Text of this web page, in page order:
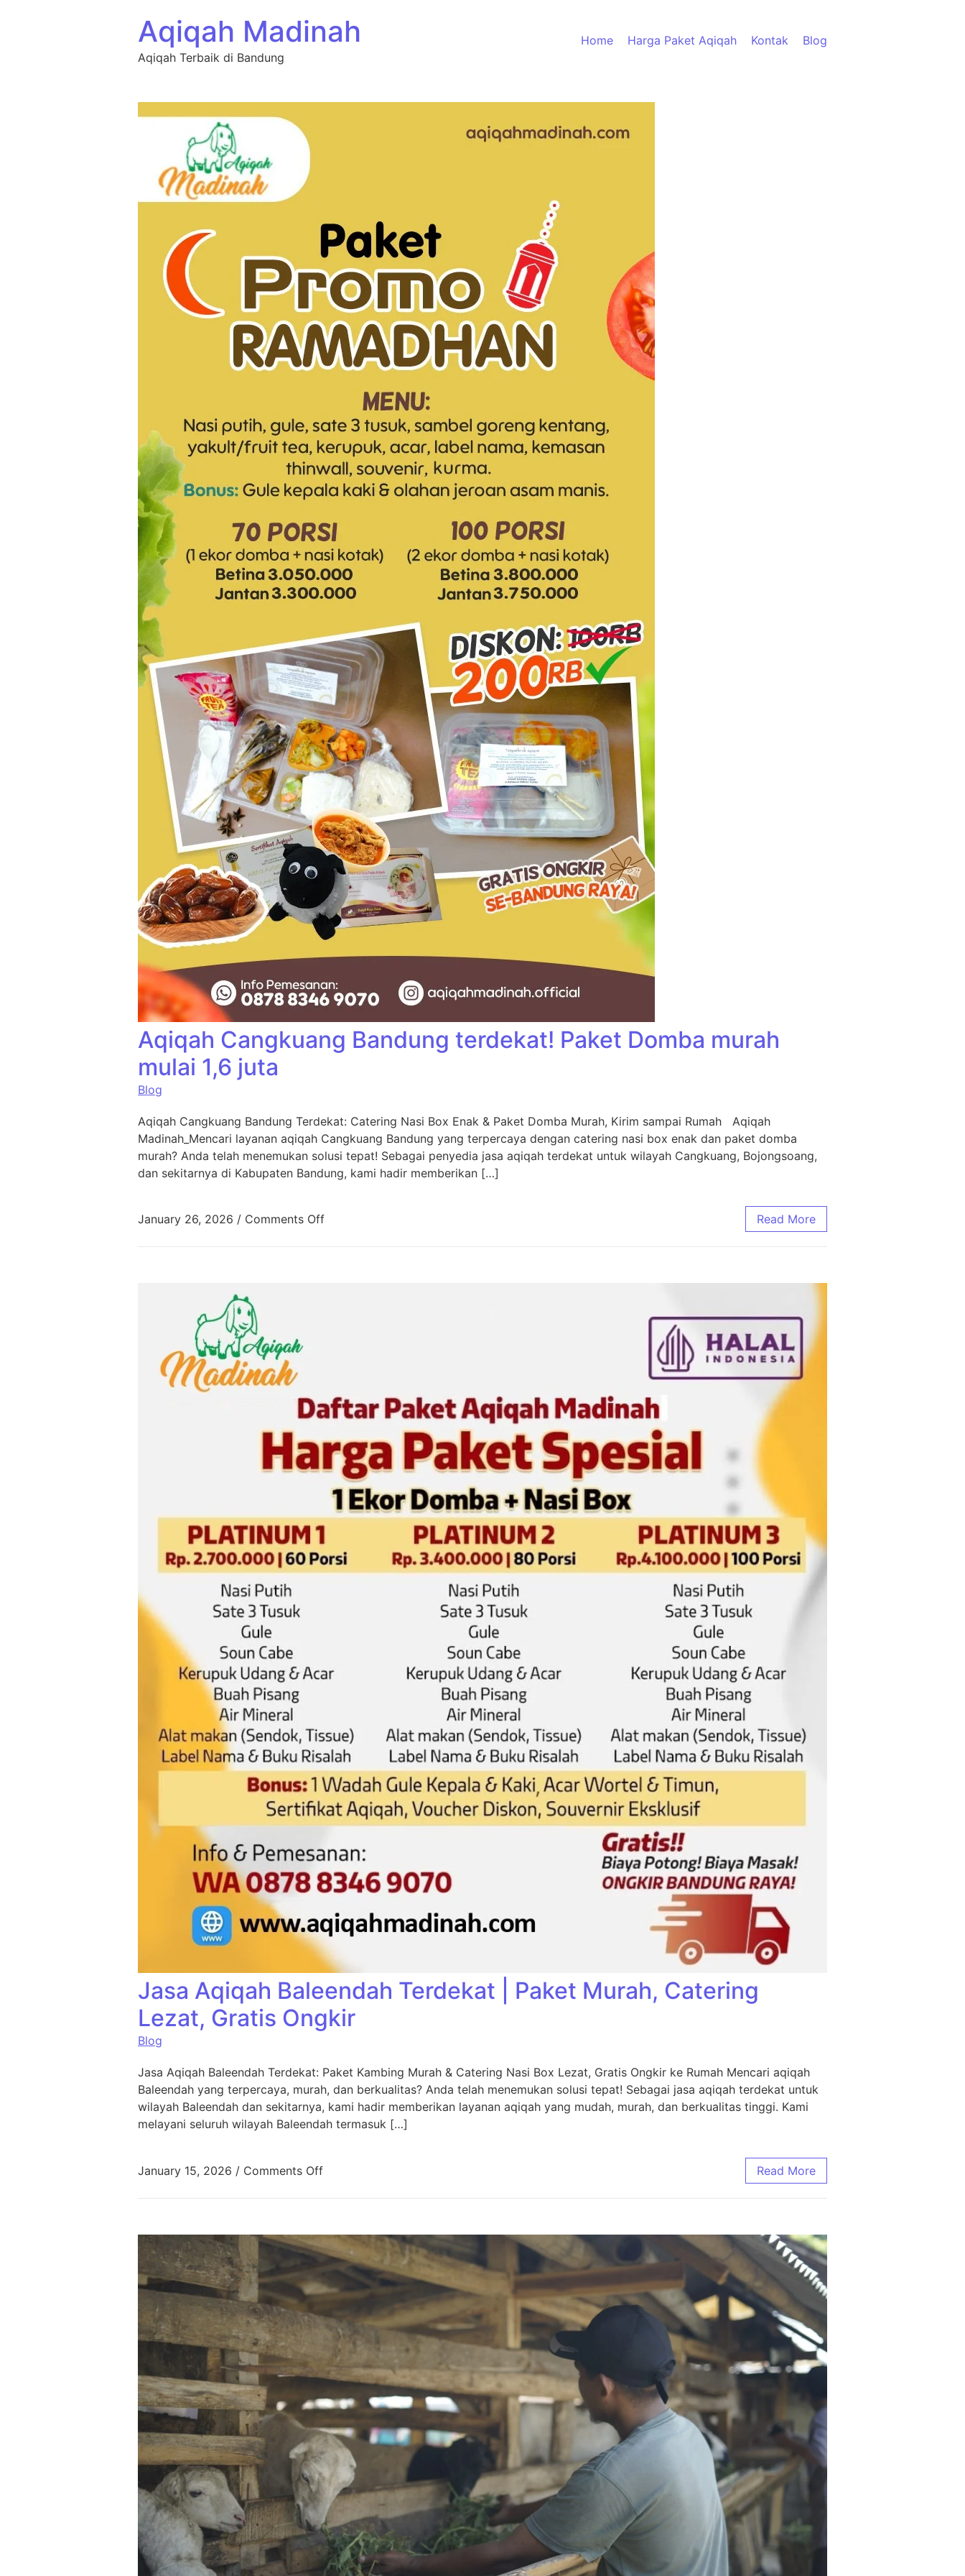
Aqiqah Madinah
Aqiqah Terbaik di Bandung
Home Harga Paket Aqiqah Kontak Blog
Aqiqah Cangkuang Bandung terdekat! Paket Domba murah
mulai 1,6 juta
Blog
Aqiqah Cangkuang Bandung Terdekat: Catering Nasi Box Enak & Paket Domba Murah, Kirim sampai Rumah Aqiqah
Madinah_Mencari layanan aqiqah Cangkuang Bandung yang terpercaya dengan catering nasi box enak dan paket domba
murah? Anda telah menemukan solusi tepat! Sebagai penyedia jasa aqiqah terdekat untuk wilayah Cangkuang, Bojongsoang,
dan sekitarnya di Kabupaten Bandung, kami hadir memberikan […]
January 26, 2026 / Comments Off Read More
Jasa Aqiqah Baleendah Terdekat | Paket Murah, Catering
Lezat, Gratis Ongkir
Blog
Jasa Aqiqah Baleendah Terdekat: Paket Kambing Murah & Catering Nasi Box Lezat, Gratis Ongkir ke Rumah Mencari aqiqah
Baleendah yang terpercaya, murah, dan berkualitas? Anda telah menemukan solusi tepat! Sebagai jasa aqiqah terdekat untuk
wilayah Baleendah dan sekitarnya, kami hadir memberikan layanan aqiqah yang mudah, murah, dan berkualitas tinggi. Kami
melayani seluruh wilayah Baleendah termasuk […]
January 15, 2026 / Comments Off Read More